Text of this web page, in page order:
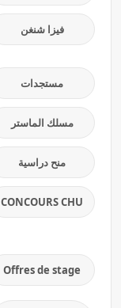
فيزا شنغن
مستجدات
مسلك الماستر
منح دراسية
CONCOURS CHU
Offres de stage